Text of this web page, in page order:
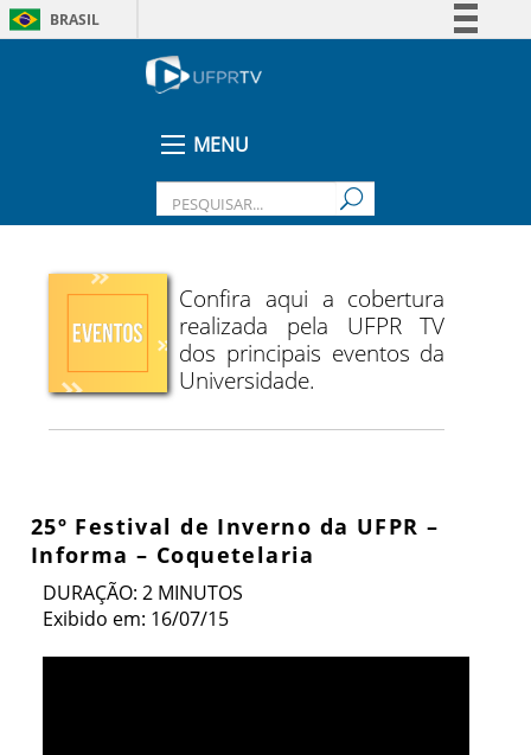
BRASIL
Legislação
MENU
Confira aqui a cobertura
realizada pela UFPR TV
dos principais eventos da
Universidade.
25º Festival de Inverno da UFPR –
Informa – Coquetelaria
DURAÇÃO: 2 MINUTOS
Exibido em: 16/07/15